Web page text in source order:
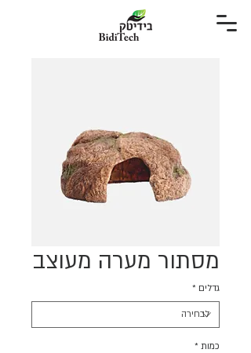
מסתור מערה מעוצב
גדלים *
כמות *